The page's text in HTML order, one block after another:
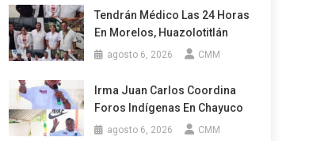
Tendrán Médico Las 24 Horas
En Morelos, Huazolotitlán
agosto 6, 2026 CMM
Irma Juan Carlos Coordina
Foros Indígenas En Chayuco
agosto 6, 2026 CMM